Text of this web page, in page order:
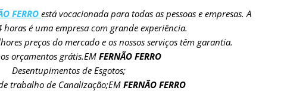
FERRO está vocacionada para todas as pessoas e empresas. A
horas é uma empresa com grande experiência.
preços do mercado e os nossos serviços têm garantia.
orçamentos grátis.EM FERNÃO FERRO
Desentupimentos de Esgotos;
trabalho de Canalização;EMFERNÃO FERRO